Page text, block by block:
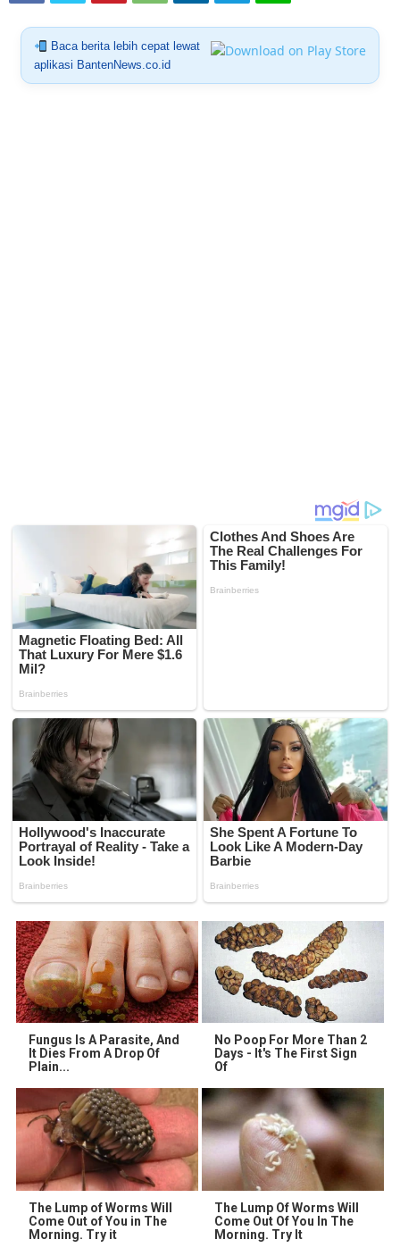
Baca berita lebih cepat lewat
aplikasi BantenNews.co.id
Fungus Is A Parasite, And
It Dies From A Drop Of
Plain...
No Poop For More Than 2
Days - It's The First Sign
Of
The Lump of Worms Will
Come Out of You in The
Morning. Try it
The Lump Of Worms Will
Come Out Of You In The
Morning. Try It